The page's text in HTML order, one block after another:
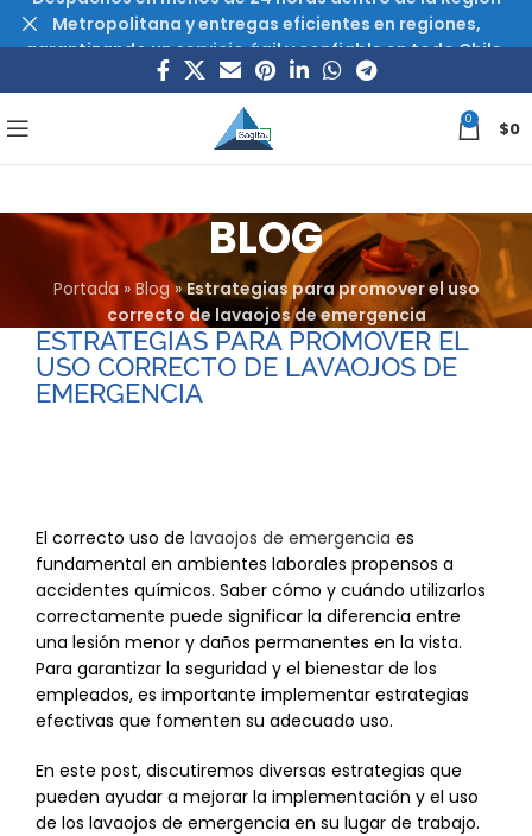
0 $0
BLOG
Portada »Blog»Estrategias para promover el uso
correcto de lavaojos de emergencia
ESTRATEGIAS PARA PROMOVER EL
USO CORRECTO DE LAVAOJOS DE
EMERGENCIA
El correcto uso de lavaojos de emergencia es
fundamental en ambientes laborales propensos a
accidentes químicos. Saber cómo y cuándo utilizarlos
correctamente puede significar la diferencia entre
una lesión menor y daños permanentes en la vista.
Para garantizar la seguridad y el bienestar de los
empleados, es importante implementar estrategias
efectivas que fomenten su adecuado uso.
En este post, discutiremos diversas estrategias que
pueden ayudar a mejorar la implementación y el uso
de los lavaojos de emergencia en su lugar de trabajo.
Metropolitana y entregas eficientes en regiones,
garantizando un servicio ágil y confiable en todo Chile.